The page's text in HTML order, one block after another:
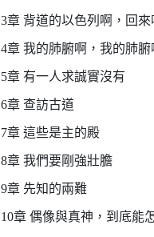
3章 背道的以色列啊，回來
4章 我的肺腑啊，我的肺腑
5章 有一人求誠實沒有
6章 查訪古道
7章 這些是主的殿
8章 我們要剛強壯膽
9章 先知的兩難
10章 偶像與真神，到底能